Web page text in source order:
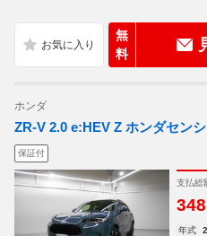
無
料
ホンダ
ZR-V 2.0 e:HEV Z ホンダセン
保証付
支払総
348
年式